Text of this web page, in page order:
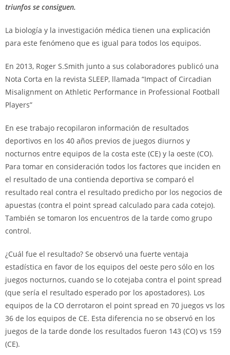
triunfos se consiguen.
La biología y la investigación médica tienen una explicación
para este fenómeno que es igual para todos los equipos.
En 2013, Roger S.Smith junto a sus colaboradores publicó una
Nota Corta en la revista SLEEP, llamada “Impact of Circadian
Misalignment on Athletic Performance in Professional Football
Players”
En ese trabajo recopilaron información de resultados
deportivos en los 40 años previos de juegos diurnos y
nocturnos entre equipos de la costa este (CE) y la oeste (CO).
Para tomar en consideración todos los factores que inciden en
el resultado de una contienda deportiva se comparó el
resultado real contra el resultado predicho por los negocios de
apuestas (contra el point spread calculado para cada cotejo).
También se tomaron los encuentros de la tarde como grupo
control.
¿Cuál fue el resultado? Se observó una fuerte ventaja
estadística en favor de los equipos del oeste pero sólo en los
juegos nocturnos, cuando se lo cotejaba contra el point spread
(que sería el resultado esperado por los apostadores). Los
equipos de la CO derrotaron el point spread en 70 juegos vs los
36 de los equipos de CE. Esta diferencia no se observó en los
juegos de la tarde donde los resultados fueron 143 (CO) vs 159
(CE).